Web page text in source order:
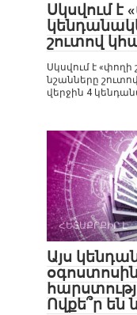
Սկսվում է
շուտով
Սկսվում է
նշանները
վերջին 4
ՀԵՏԱՔՐՔԻՐ Է
Այս
Ովքե՞ր են